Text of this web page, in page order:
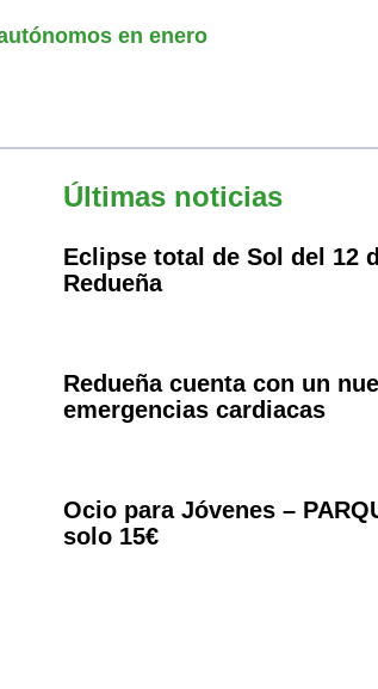
en enero
Últimas noticias
Eclipse total de Sol del 12
Redueña
Redueña cuenta con un
emergencias cardiacas
Ocio para Jóvenes –
solo 15€